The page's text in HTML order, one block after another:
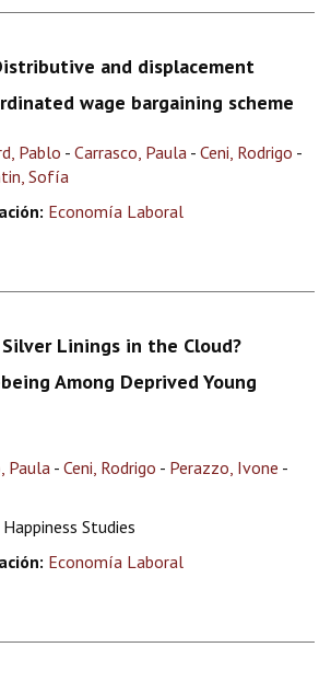
and displacement
wage bargaining scheme
Pablo - Carrasco, Paula - Ceni, Rodrigo -
Sofía
Economía Laboral
Linings in the Cloud?
Among Deprived Young
Paula - Ceni, Rodrigo - Perazzo, Ivone -
Studies
Economía Laboral